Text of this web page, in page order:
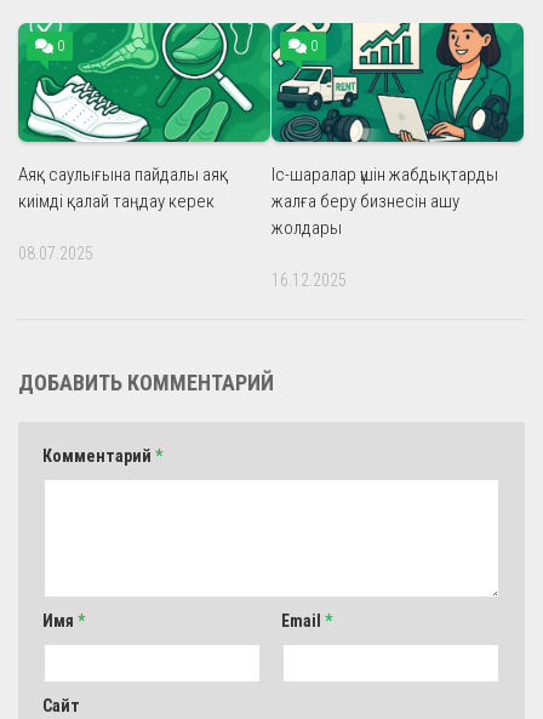
0
Аяқ саулығына пайдалы аяқ
киімді қалай таңдау керек
08.07.2025
0
Іс-шаралар үшін жабдықтарды
жалға беру бизнесін ашу
жолдары
16.12.2025
ДОБАВИТЬ КОММЕНТАРИЙ
Комментарий *
Имя * Email *
Сайт